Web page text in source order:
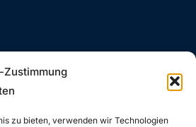
Zustimmung
zu bieten, verwenden wir Technologien
– DAS SIND WIR!